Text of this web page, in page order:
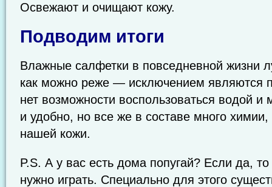
Освежают и очищают кожу.
Подводим итоги
Влажные салфетки в повседневной жизни
как можно реже — исключением являются
нет возможности воспользоваться водой
и удобно, но все же в составе много
нашей кожи.
P.S. А у вас есть дома попугай? Если да,
нужно играть. Специально для этого